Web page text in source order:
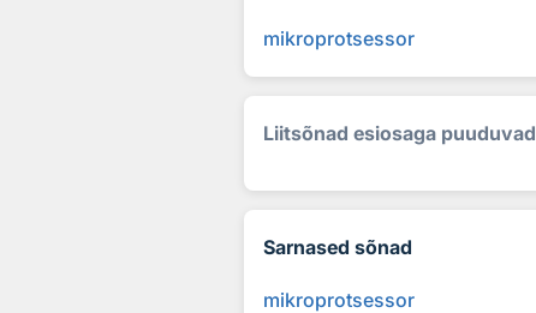
mikroprotsessor
Liitsõnad esiosaga puuduvad
Sarnased sõnad
mikroprotsessor